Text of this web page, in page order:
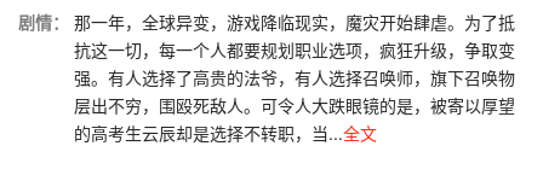
剧情：
那一年，全球异变，游戏降临现实，魔灾开始肆虐。为了抵
抗这一切，每一个人都要规划职业选项，疯狂升级，争取变
强。有人选择了高贵的法爷，有人选择召唤师，旗下召唤物
层出不穷，围殴死敌人。可令人大跌眼镜的是，被寄以厚望
的高考生云辰却是选择不转职，当...全文